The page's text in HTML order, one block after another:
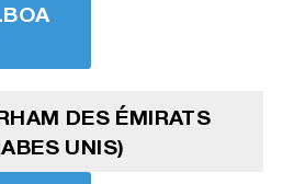
DES ÉMIRATS
UNIS)